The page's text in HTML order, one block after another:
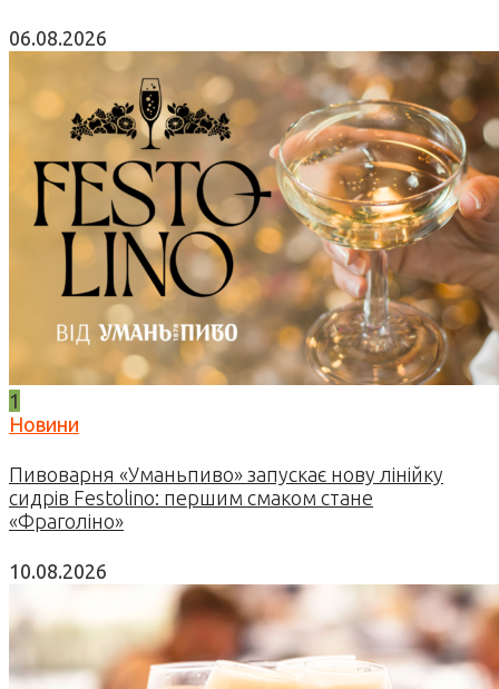
06.08.2026
1
Новини
Пивоварня «Уманьпиво» запускає нову лінійку
сидрів Festolino: першим смаком стане
«Фраголіно»
10.08.2026